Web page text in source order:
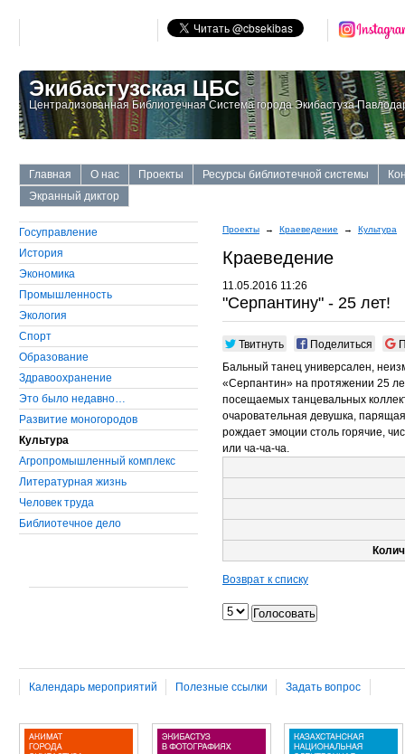
Экибастузская ЦБС
Централизованная Библиотечная Система города Экибастуза
Главная О нас Проекты Ресурсы библиотечной системы
Экранный диктор
Госуправление
История
Экономика
Промышленность
Экология
Cпорт
Образование
Здравоохранение
Это было недавно…
Развитие моногородов
Культура
Агропромышленный комплекс
Литературная жизнь
Человек труда
Библиотечное дело
Проекты → Краеведение → Культура
Краеведение
11.05.2016 11:26
"Серпантину" - 25 лет!
Твитнуть Поделиться
Бальный танец универсален,
«Серпантин» на протяжении 25
посещаемых танцевальных
очаровательная девушка,
рождает эмоции столь горячие,
или ча-ча-ча.
Возврат к списку
Календарь мероприятий Полезные ссылки Задать вопрос